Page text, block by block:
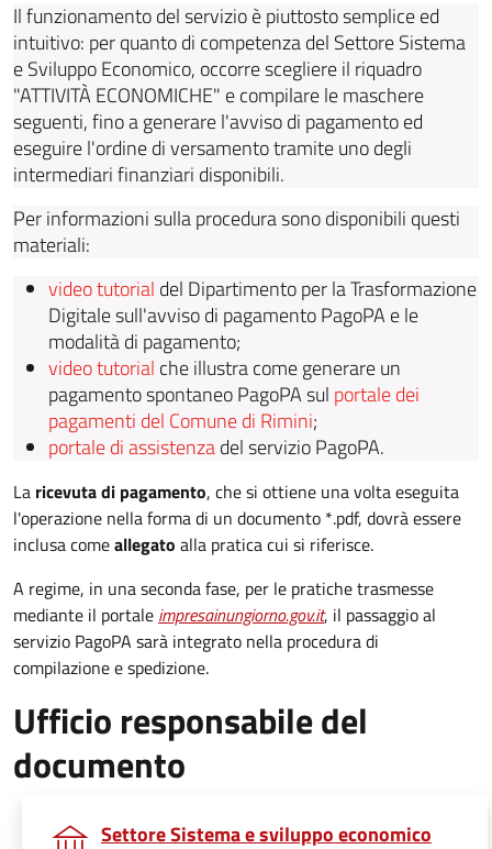
Il funzionamento del servizio è piuttosto semplice ed
intuitivo: per quanto di competenza del Settore Sistema
e Sviluppo Economico, occorre scegliere il riquadro
"ATTIVITÀ ECONOMICHE" e compilare le maschere
seguenti, fino a generare l'avviso di pagamento ed
eseguire l'ordine di versamento tramite uno degli
intermediari finanziari disponibili.
Per informazioni sulla procedura sono disponibili questi
materiali:
video tutorial del Dipartimento per la Trasformazione
Digitale sull'avviso di pagamento PagoPA e le
modalità di pagamento;
video tutorial che illustra come generare un
pagamento spontaneo PagoPA sul portale dei
pagamenti del Comune di Rimini;
portale di assistenzadel servizio PagoPA.
La ricevuta di pagamento, che si ottiene una volta eseguita
l'operazione nella forma di un documento *.pdf, dovrà essere
inclusa comeallegato alla pratica cui si riferisce.
A regime, in una seconda fase, per le pratiche trasmesse
mediante il portale impresainungiorno.gov.it, il passaggio al
servizio PagoPA sarà integrato nella procedura di
compilazione e spedizione.
Ufficio responsabile del
documento
Settore Sistema e sviluppo economico